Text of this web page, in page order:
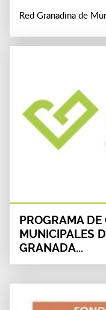
Red Granadina de
PROGRAMA DE
MUNICIPALES
GRANADA...